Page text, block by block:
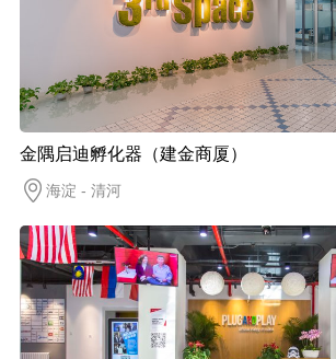
金隅启迪孵化器（建金商厦）
海淀 - 清河